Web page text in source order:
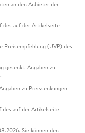
an den Anbieter der
des auf der Artikelseite
Preisempfehlung (UVP) des
gesenkt. Angaben zu
zu Preissenkungen
des auf der Artikelseite
Sie können den